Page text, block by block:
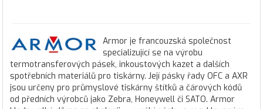
Armor je francouzská společnost
specializující se na výrobu
termotransferových pásek, inkoustových kazet a dalších
spotřebních materiálů pro tiskárny. Její pásky řady OFC a AXR
jsou určeny pro průmyslové tiskárny štítků a čárových kódů
od předních výrobců jako Zebra, Honeywell či SATO. Armor